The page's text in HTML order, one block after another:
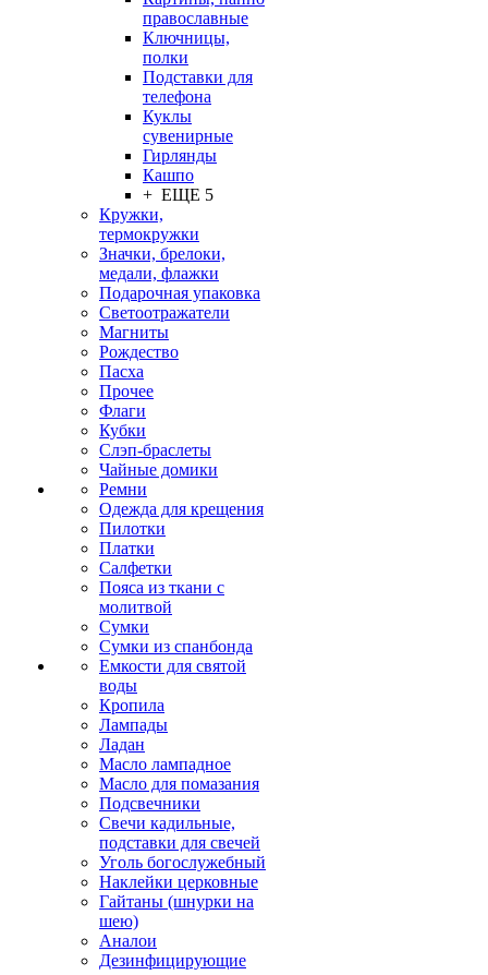
православные
Ключницы,
полки
Подставки для
телефона
Куклы
сувенирные
Гирлянды
Кашпо
+ ЕЩЕ 5
Кружки,
термокружки
Значки, брелоки,
медали, флажки
Подарочная упаковка
Светоотражатели
Магниты
Рождество
Пасха
Прочее
Флаги
Кубки
Слэп-браслеты
Чайные домики
Ремни
Одежда для крещения
Пилотки
Платки
Салфетки
Пояса из ткани с
молитвой
Сумки
Сумки из спанбонда
Емкости для святой
воды
Кропила
Лампады
Ладан
Масло лампадное
Масло для помазания
Подсвечники
Свечи кадильные,
подставки для свечей
Уголь богослужебный
Наклейки церковные
Гайтаны (шнурки на
шею)
Аналои
Дезинфицирующие